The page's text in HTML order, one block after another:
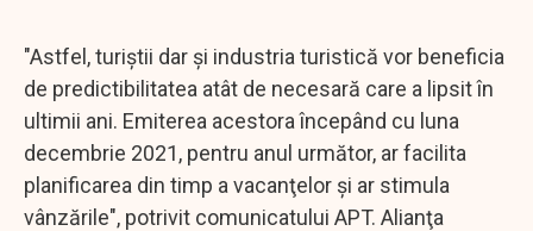
"Astfel, turiştii dar şi industria turistică vor beneficia
de predictibilitatea atât de necesară care a lipsit în
ultimii ani. Emiterea acestora începând cu luna
decembrie 2021, pentru anul următor, ar facilita
planificarea din timp a vacanţelor şi ar stimula
vânzările", potrivit comunicatului APT. Alianţa